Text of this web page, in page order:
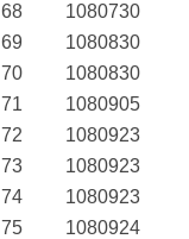
68
1080730
69
1080830
70
1080830
71
1080905
72
1080923
73
1080923
74
1080923
75
1080924